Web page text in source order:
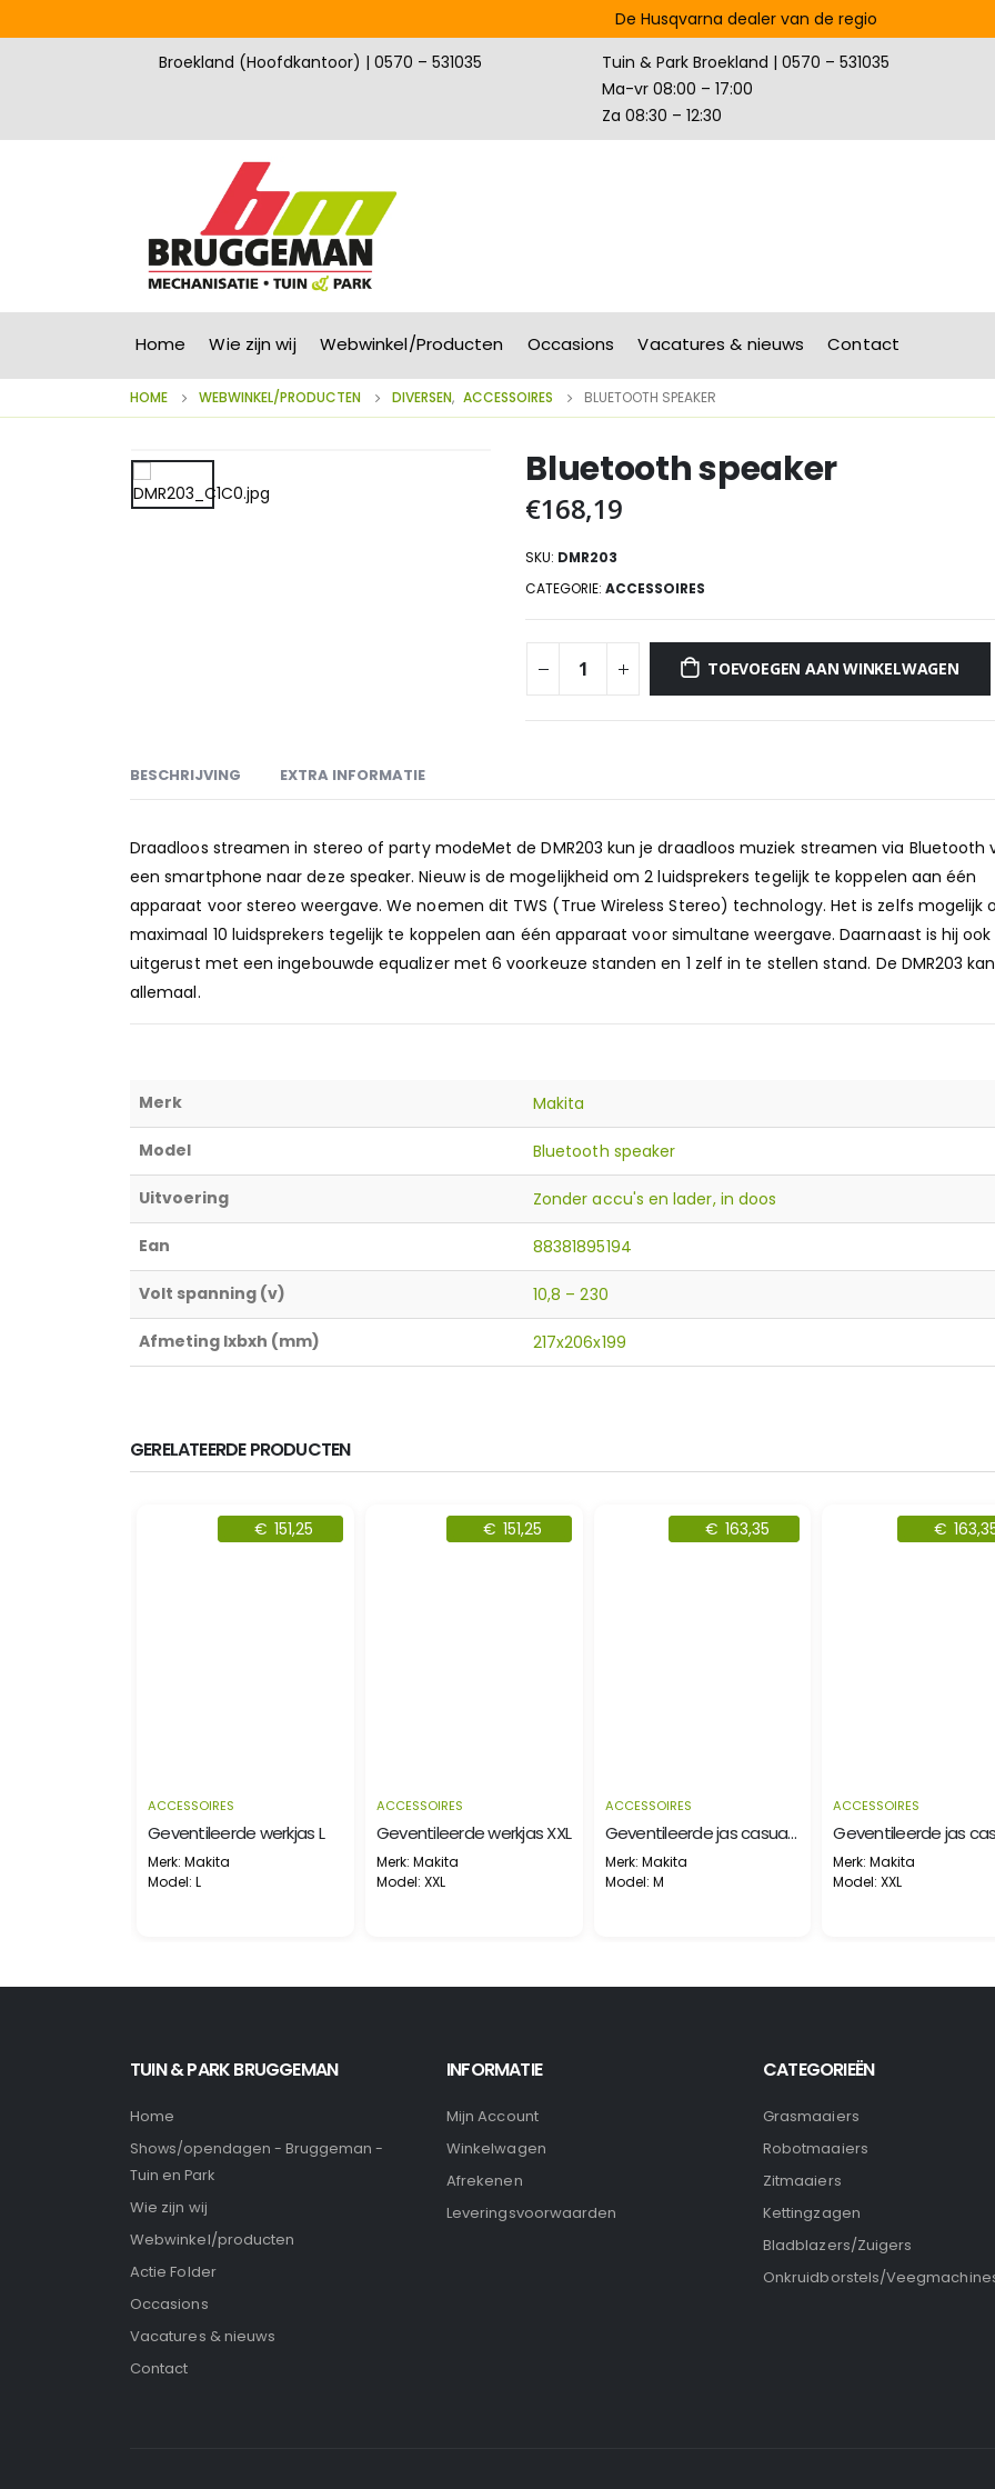
De Husqvarna dealer van de regio
Broekland (Hoofdkantoor) | 0570 – 531035
Tuin & Park Broekland | 0570 – 531035
Ma-vr 08:00 – 17:00
Za 08:30 – 12:30
Home Wie zijn wij Webwinkel/Producten Occasions Vacatures & nieuws Contact
HOME WEBWINKEL/PRODUCTEN DIVERSEN, ACCESSOIRES BLUETOOTH SPEAKER
Bluetooth speaker
€168,19
SKU: DMR203
CATEGORIE:ACCESSOIRES
TOEVOEGEN AAN WINKELWAGEN
BESCHRIJVING EXTRA INFORMATIE
Draadloos streamen in stereo of party modeMet de DMR203 kun je draadloos muziek streamen via Bluetooth
een smartphone naar deze speaker. Nieuw is de mogelijkheid om 2 luidsprekers tegelijk te koppelen aan één
apparaat voor stereo weergave. We noemen dit TWS (True Wireless Stereo) technology. Het is zelfs mogelijk
maximaal 10 luidsprekers tegelijk te koppelen aan één apparaat voor simultane weergave. Daarnaast is hij ook
uitgerust met een ingebouwde equalizer met 6 voorkeuze standen en 1 zelf in te stellen stand. De DMR203
allemaal.
Merk Makita
Model Bluetooth speaker
Uitvoering Zonder accu's en lader, in doos
Ean 88381895194
Volt spanning (v) 10,8 – 230
Afmeting lxbxh (mm) 217x206x199
GERELATEERDE PRODUCTEN
151,25
ACCESSOIRES
Geventileerde werkjas L
Merk: Makita
Model: L
151,25
ACCESSOIRES
Geventileerde werkjas XXL
Merk: Makita
Model: XXL
163,35
ACCESSOIRES
Geventileerde jas casual M
Merk: Makita
Model: M
163,35
ACCESSOIRES
Geventileerde jas casual XXL
Merk: Makita
Model: XXL
TUIN & PARK BRUGGEMAN
Home
Shows/opendagen - Bruggeman -
Tuin en Park
Wie zijn wij
Webwinkel/producten
Actie Folder
Occasions
Vacatures & nieuws
Contact
INFORMATIE
Mijn Account
Winkelwagen
Afrekenen
Leveringsvoorwaarden
CATEGORIEËN
Grasmaaiers
Robotmaaiers
Zitmaaiers
Kettingzagen
Bladblazers/Zuigers
Onkruidborstels/